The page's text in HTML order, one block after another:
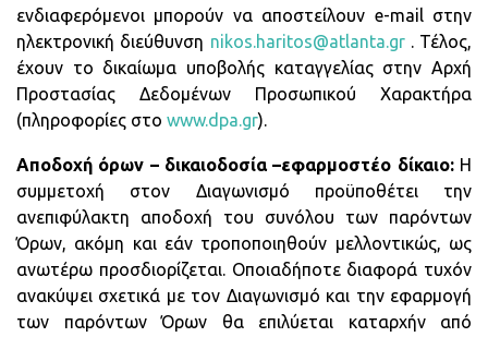
ενδιαφερόμενοι μπορούν να αποστείλουν e-mail στην
ηλεκτρονική διεύθυνση nikos.haritos@atlanta.gr. Τέλος,
έχουν το δικαίωμα υποβολής καταγγελίας στην Αρχή
Προστασίας Δεδομένων Προσωπικού Χαρακτήρα
(πληροφορίες στο www.dpa.gr).
Αποδοχή όρων – δικαιοδοσία –εφαρμοστέο δίκαιο:Η
συμμετοχή στον Διαγωνισμό προϋποθέτει την
ανεπιφύλακτη αποδοχή του συνόλου των παρόντων
Όρων, ακόμη και εάν τροποποιηθούν μελλοντικώς, ως
ανωτέρω προσδιορίζεται. Οποιαδήποτε διαφορά τυχόν
ανακύψει σχετικά με τον Διαγωνισμό και την εφαρμογή
των παρόντων Όρων θα επιλύεται καταρχήν από